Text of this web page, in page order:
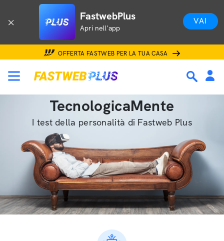
FastwebPlus
Apri nell'app
VAI
OFFERTA FASTWEB PER LA TUA CASA
TecnologicaMente
I test della personalità di Fastweb Plus